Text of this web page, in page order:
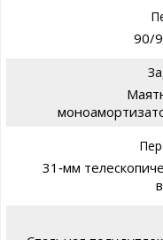
90/
31‑мм